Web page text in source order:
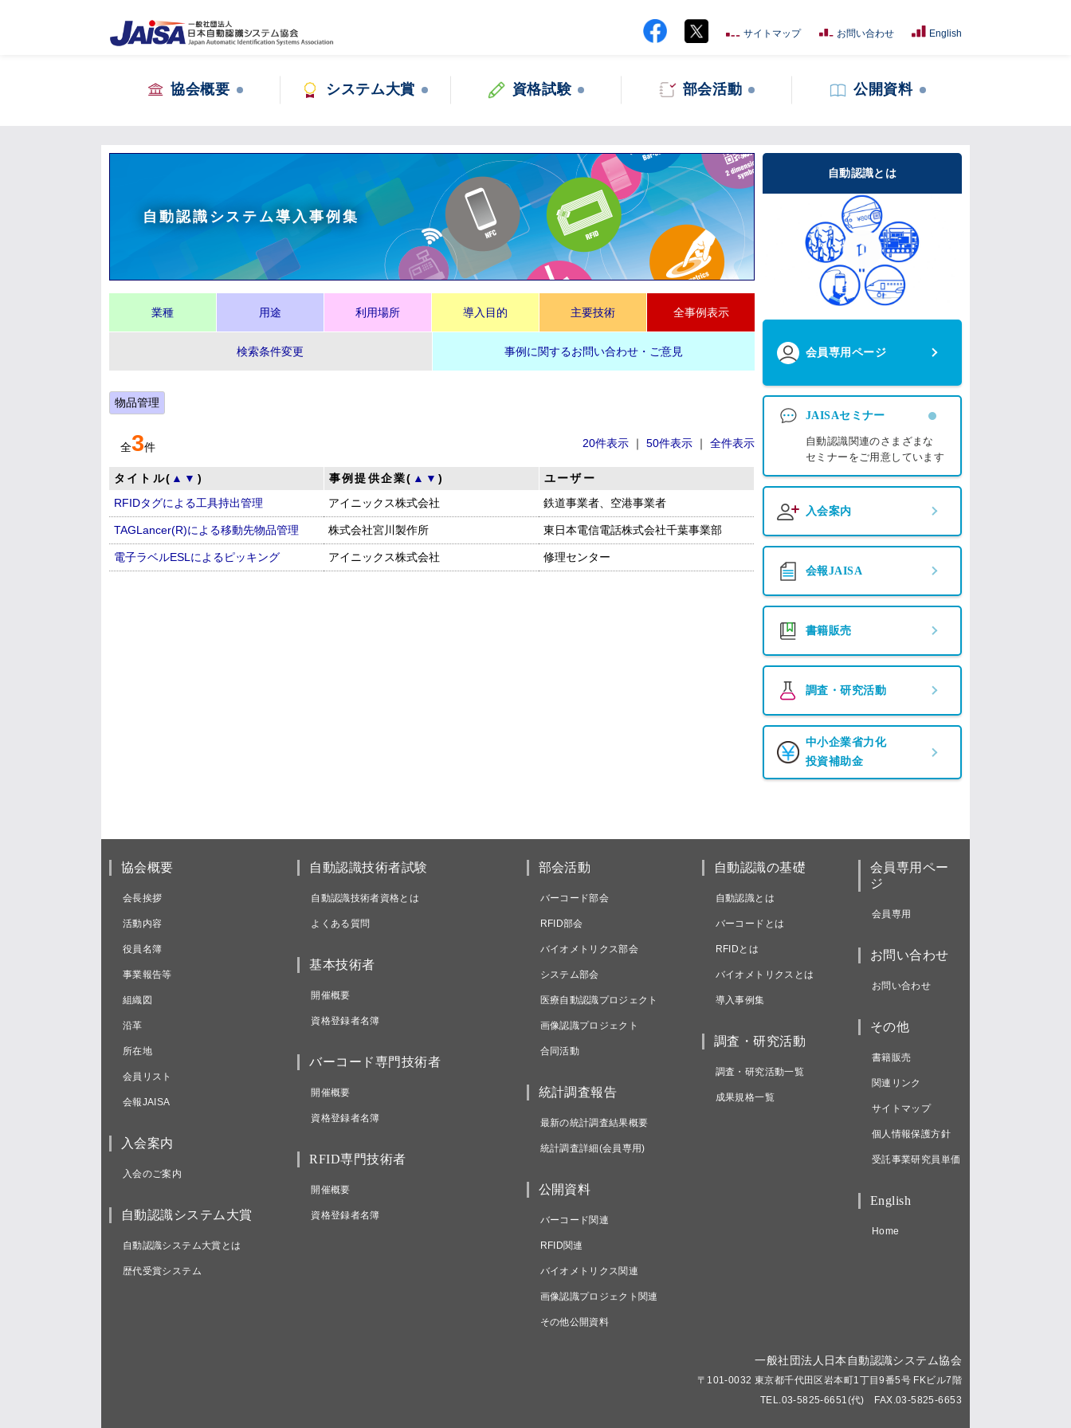
サイトマップ お問い合わせ English
協会概要 システム大賞 資格試験 部会活動 公開資料
自動認識システム導入事例集
業種 用途 利用場所 導入目的 主要技術 全事例表示
検索条件変更 事例に関するお問い合わせ・ご意見
物品管理
全3件 20件表示 ｜ 50件表示 ｜ 全件表示
タイトル( ▲ ▼ ) 事例提供企業( ▲ ▼)
ユーザー
RFIDタグによる工具持出管理
アイニックス株式会社 鉄道事業者、空港事業者
TAGLancer(R)による移動先物品管理 株式会社宮川製作所 東日本電信電話株式会社千葉事業部
電子ラベルESLによるピッキング アイニックス株式会社 修理センター
自動認識とは
会員専用ページ
JAISAセミナー
自動認識関連のさまざまな
セミナーをご用意しています
入会案内
会報JAISA
書籍販売
調査・研究活動
中小企業省力化
投資補助金
協会概要
会長挨拶
活動内容
役員名簿
事業報告等
組織図
沿革
所在地
会員リスト
会報JAISA
入会案内
入会のご案内
自動認識システム大賞
自動認識システム大賞とは
歴代受賞システム
自動認識技術者試験
自動認識技術者資格とは
よくある質問
基本技術者
開催概要
資格登録者名簿
バーコード専門技術者
開催概要
資格登録者名簿
RFID専門技術者
開催概要
資格登録者名簿
部会活動
バーコード部会
RFID部会
バイオメトリクス部会
システム部会
医療自動認識プロジェクト
画像認識プロジェクト
合同活動
統計調査報告
最新の統計調査結果概要
統計調査詳細(会員専用)
公開資料
バーコード関連
RFID関連
バイオメトリクス関連
画像認識プロジェクト関連
その他公開資料
自動認識の基礎
自動認識とは
バーコードとは
RFIDとは
バイオメトリクスとは
導入事例集
調査・研究活動
調査・研究活動一覧
成果規格一覧
会員専用ペー
ジ
会員専用
お問い合わせ
お問い合わせ
その他
書籍販売
関連リンク
サイトマップ
個人情報保護方針
受託事業研究員単価
English
Home
一般社団法人日本自動認識システム協会
〒101-0032 東京都千代田区岩本町1丁目9番5号 FKビル7階
TEL.03-5825-6651(代) FAX.03-5825-6653